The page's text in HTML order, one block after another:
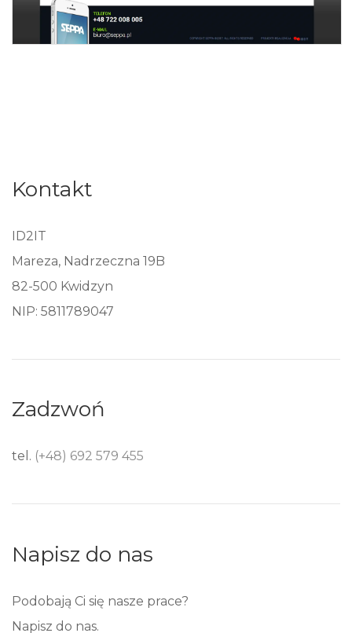
Kontakt
ID2IT
Mareza, Nadrzeczna 19B
82-500 Kwidzyn
NIP: 5811789047
Zadzwoń
tel. (+48) 692 579 455
Napisz do nas
Podobają Ci się nasze prace?
Napisz do nas.